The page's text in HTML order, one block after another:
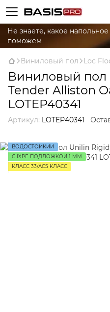
Не знаете, какое
поможем
Виниловый пол Loc
Виниловый пол
Tender Alliston
LOTEP40341
Артикул: LOTEP40341
ВОДОСТОЙКИЙ
С IXPE ПОДЛОЖКОЙ 1 ММ
КЛАСС 33/AC5 КЛАСС